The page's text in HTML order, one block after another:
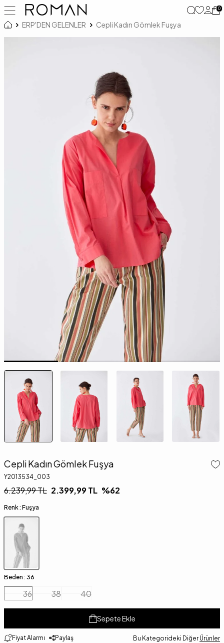
0
ERP'DEN GELENLER Cepli Kadın Gömlek Fuşya
Cepli Kadın Gömlek Fuşya
Y2013534_003
6.239,99TL 2.399,99TL %62
Renk : Fuşya
Beden : 36
36 38 40
Sepete Ekle
Fiyat Alarmı Paylaş Bu Kategorideki Diğer Ürünler